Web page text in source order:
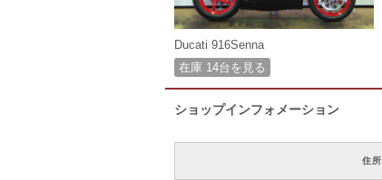
Ducati 916Senna
在庫 14台を見る
ショップインフォメーション
住所